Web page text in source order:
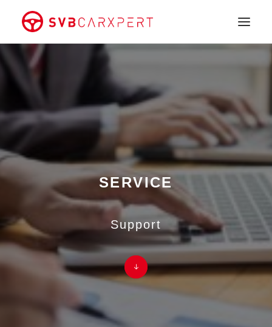
HOME
SCHADENGUTACHTEN
WERTGUTACHTEN
TEAM
KONTAKT
+49.151.21279469
SERVICE
Support